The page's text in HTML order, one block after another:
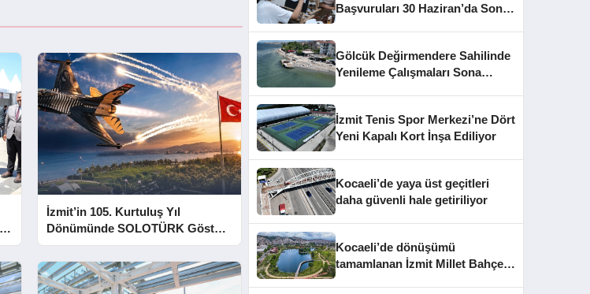
İzmit’in 105. Kurtuluş Yıl
Dönümünde SOLOTÜRK Gösteri
Yapacak
Başvuruları 30 Haziran’da Sona
Gölcük Değirmendere Sahilinde
Yenileme Çalışmaları Sona
İzmit Tenis Spor Merkezi’ne Dört
Yeni Kapalı Kort İnşa Ediliyor
Kocaeli’de yaya üst geçitleri
daha güvenli hale getiriliyor
Kocaeli’de dönüşümü
tamamlanan İzmit Millet Bahçesi